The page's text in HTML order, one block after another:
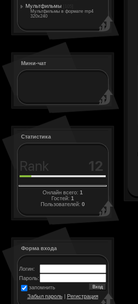
Мультфильмы
Мультфильмы в формате mp4
320x240
Мини-чат
Статистика
Онлайн всего: 1
Гостей: 1
Пользователей: 0
Форма входа
Логин:
Пароль:
запомнить
Забыл пароль| Регистрация